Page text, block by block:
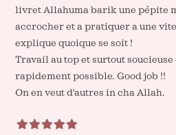
livret Allahuma barik une pépite
accrocher et a pratiquer a une
explique quoique se soit !
Travail au top et surtout
rapidement possible. Good job !!
On en veut d'autres in cha Allah.